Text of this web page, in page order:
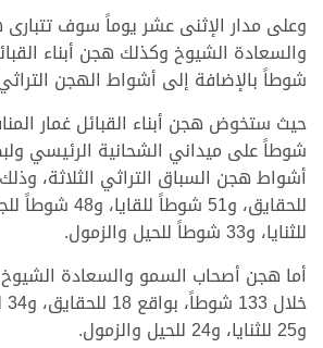
وعلى مدار الإثنى عشر يوماً سوف
شوطاً بالإضافة إلى أشواط الهجن التراثي
شوطاً على ميداني الشحانية الرئيسي
للثنايا، و33 شوطاً للحيل والزمول.
أما هجن أصحاب السمو والسعادة
و25 للثنايا، و24 للحيل والزمول.